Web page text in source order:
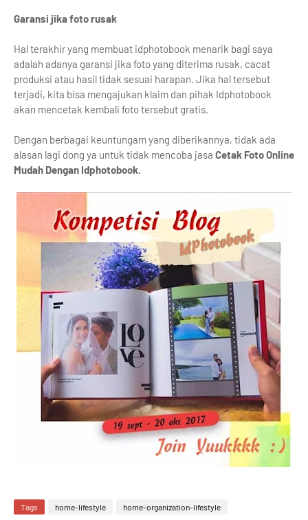
Garansi jika foto rusak
Hal terakhir yang membuat idphotobook menarik bagi saya
adalah adanya garansi jika foto yang diterima rusak, cacat
produksi atau hasil tidak sesuai harapan. Jika hal tersebut
terjadi, kita bisa mengajukan klaim dan pihak Idphotobook
akan mencetak kembali foto tersebut gratis.
Dengan berbagai keuntungam yang diberikannya, tidak ada
alasan lagi dong ya untuk tidak mencoba jasa Cetak Foto Online
Mudah Dengan Idphotobook.
Tags home-lifestyle home-organization-lifestyle